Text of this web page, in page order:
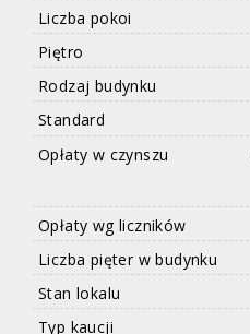
Liczba pokoi
Piętro
Rodzaj budynku
Standard
Opłaty w czynszu
Opłaty wg liczników
Liczba pięter w budynku
Stan lokalu
Typ kaucji